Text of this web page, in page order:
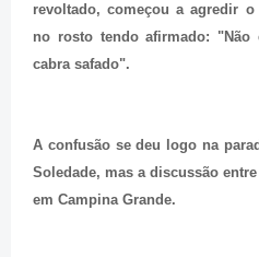
revoltado, começou a agredir
no rosto tendo afirmado: "Não
cabra safado".
A confusão se deu logo na
Soledade, mas a discussão
em Campina Grande.